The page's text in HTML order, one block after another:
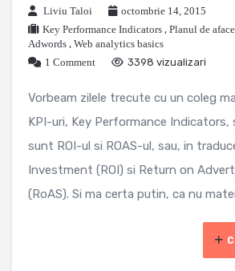
Liviu Taloi
octombrie 14, 2015
Key Performance Indicators , Planul de
Adwords , Web analytics basics
1 Comment
3398 vizualizari
Vorbeam zilele trecute cu un coleg
KPI-uri, Key Performance Indicators,
sunt ROI-ul si ROAS-ul, sau, in
Investment (ROI) si Return on
(RoAS). Si ma certa putin, ca nu